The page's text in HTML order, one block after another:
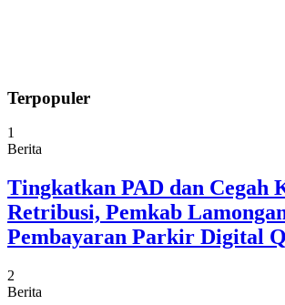
Terpopuler
1
Berita
Tingkatkan PAD dan Cegah
Retribusi, Pemkab
Pembayaran Parkir Digital
2
Berita